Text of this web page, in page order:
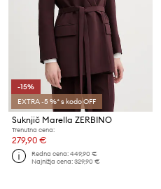
-15%
EXTRA -5 %* s kodo OFF
Suknjič Marella ZERBINO
Trenutna cena:
279,90 €
Redna cena:449,90 €
Najnižja cena:329,90 €